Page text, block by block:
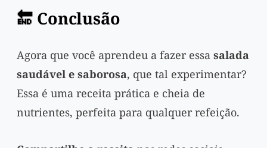
🔚 Conclusão
Agora que você aprendeu a fazer essa salada
saudável e saborosa, que tal experimentar?
Essa é uma receita prática e cheia de
nutrientes, perfeita para qualquer refeição.